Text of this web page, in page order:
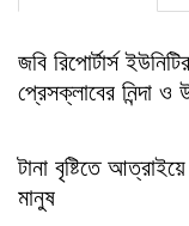
জবি রিপোর্টার্স
প্রেসক্লাবের নিন্দা ও
টানা বৃষ্টিতে
মানুষ